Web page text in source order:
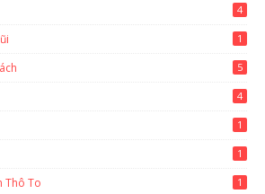
4
1
5
4
1
1
Thô To 1